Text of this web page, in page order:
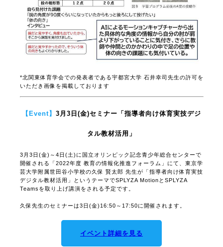
SPLYZA Motionのスティックピクチャや数値が子供たちの投動作の
分析を促し、教師の声掛けや仲間とのかかわりの中で自らの課題発
見に効果的に作用したようです！
*北関東体育学会での発表者である宇都宮大学 石井幸司先生の許可を
いただき画像を掲載しております
【Event】3月3日(金)セミナー「指導者向け体育実技デジ
タル教材活用」
3月3日(金)～4日(土)に国立オリンピック記念青少年総合センターで